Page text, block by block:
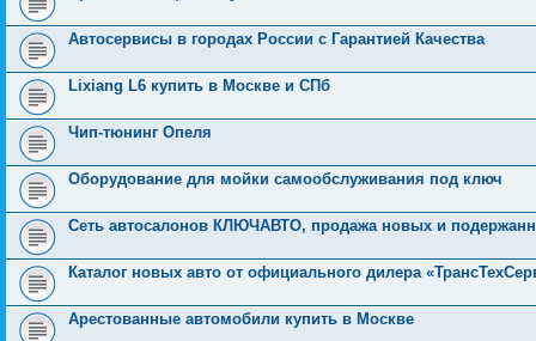
Автосервисы в городах России с Гарантией Качества
Lixiang L6 купить в Москве и СПб
Чип-тюнинг Опеля
Оборудование для мойки самообслуживания под ключ
Сеть автосалонов КЛЮЧАВТО, продажа новых и
Каталог новых авто от официального дилера
Арестованные автомобили купить в Москве